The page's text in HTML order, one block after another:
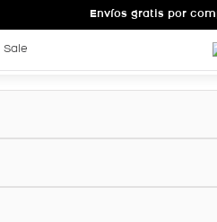
Envíos gratis por
Sale